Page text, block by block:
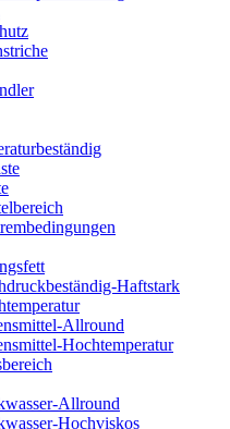
Haftstark
Allround
Hochtemperatur
Allround
Hochviskos